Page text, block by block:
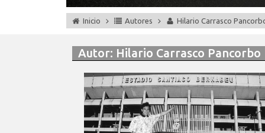
Inicio Autores Hilario Carrasco
Autor: Hilario Carrasco Pancorbo